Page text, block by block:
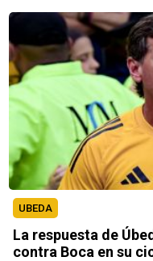
UBEDA
La respuesta de
contra Boca en su